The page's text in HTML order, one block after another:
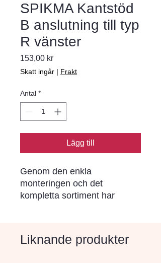
SPIKMA Kantstöd
B anslutning till typ
R vänster
153,00 krPris
Skatt ingår | Frakt
Antal *
Lägg till
Genom den enkla
monteringen och det
kompletta sortiment har
rostskyddade stålspikar (ej i
Liknande produkter